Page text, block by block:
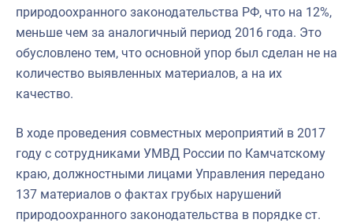
природоохранного законодательства РФ, что на 12%,
меньше чем за аналогичный период 2016 года. Это
обусловлено тем, что основной упор был сделан не на
количество выявленных материалов, а на их
качество.
В ходе проведения совместных мероприятий в 2017
году с сотрудниками УМВД России по Камчатскому
краю, должностными лицами Управления передано
137 материалов о фактах грубых нарушений
природоохранного законодательства в порядке ст.